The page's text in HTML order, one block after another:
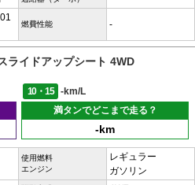
燃費性能 -
ライドアップシート 4WD
10・15
-km/L
満タンでどこまで走る？
-km
使用燃料
エンジン
レギュラー
ガソリン